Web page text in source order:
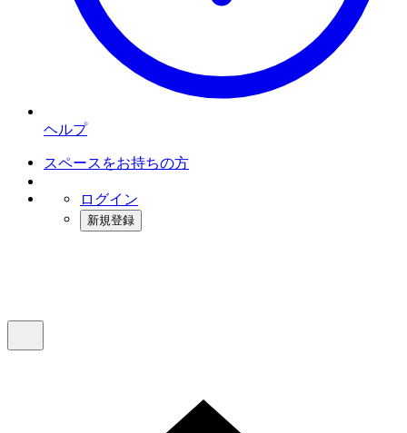
ヘルプ
スペースをお持ちの方
ログイン
新規登録